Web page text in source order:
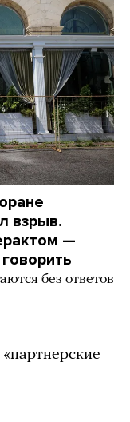
взрыв.
—
без ответов